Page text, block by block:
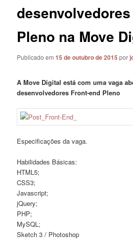
Pleno na Move
Publicado em15 de outubro de 2015 por
A Move Digital está com uma vaga
desenvolvedores Front-end Pleno
Especificações da vaga.
Habilidades Básicas:
HTML5;
CSS3;
Javascript;
jQuery;
PHP;
MySQL;
Sketch 3 / Photoshop